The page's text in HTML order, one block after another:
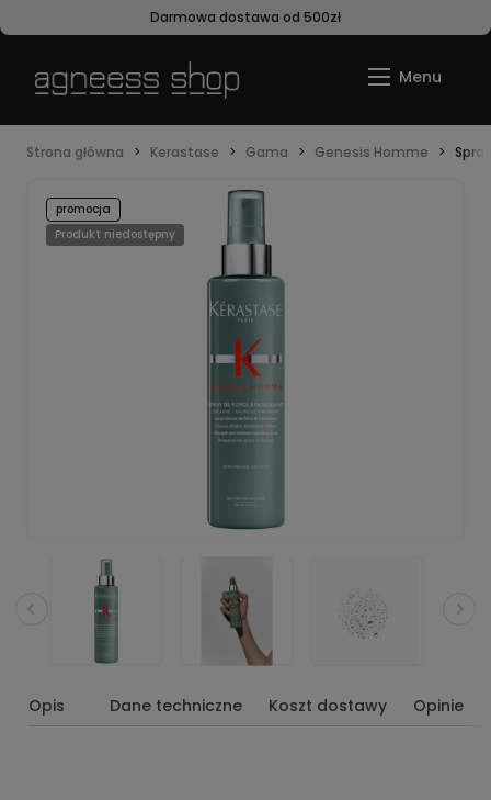
Darmowa dostawa od 500zł
Strona główna Kerastase Gama Genesis Homme
promocja
Produkt niedostępny
Opis Dane techniczne Koszt dostawy Opinie